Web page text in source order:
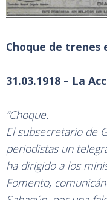
Choque de trenes
31.03.1918 – La
“Choque.
El subsecretario de
periodistas un
ha dirigido a los
Fomento,